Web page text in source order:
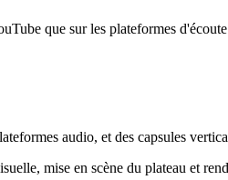
que sur les plateformes
audio, et des capsules
mise en scène du plateau et